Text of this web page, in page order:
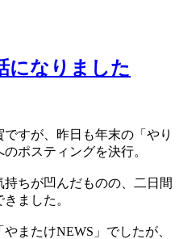
になりました
すが、昨日も年末の「やり
ポスティングを決行。
ちが凹んだものの、二日間
ました。
またけNEWS」でしたが、